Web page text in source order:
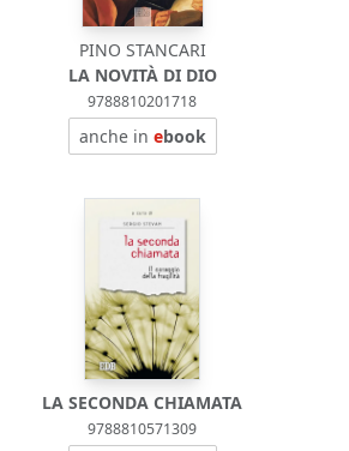
PINO STANCARI
LA NOVITÀ DI DIO
9788810201718
anche in ebook
LA SECONDA CHIAMATA
9788810571309